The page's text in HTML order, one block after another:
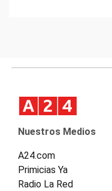
Nuestros Medios
A24.com
Primicias Ya
Radio La Red